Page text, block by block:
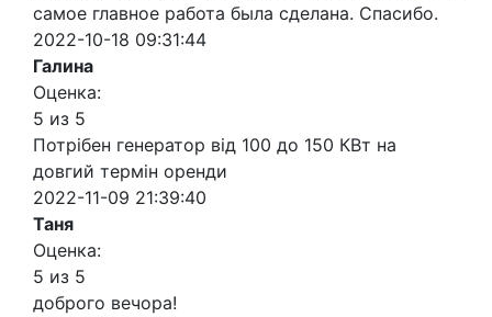
самое главное работа была сделана. Спасибо.
2022-10-18 09:31:44
Галина
Оценка:
5 из 5
Потрібен генератор від 100 до 150 КВт на
довгий термін оренди
2022-11-09 21:39:40
Таня
Оценка:
5 из 5
доброго вечора!